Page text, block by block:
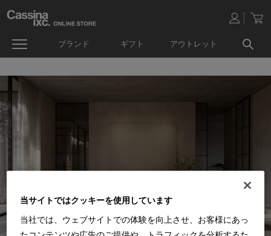
ブランド ギフト アウトレット
当サイトではクッキーを使用しています
当社では、ウェブサイトでの体験を向上させ、お客様にあっ